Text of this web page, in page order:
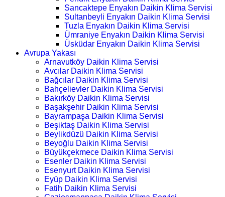
Sancaktepe Enyakın Daikin Klima Servisi
Sultanbeyli Enyakın Daikin Klima Servisi
Tuzla Enyakın Daikin Klima Servisi
Ümraniye Enyakın Daikin Klima Servisi
Üsküdar Enyakın Daikin Klima Servisi
Avrupa Yakası
Arnavutköy Daikin Klima Servisi
Avcılar Daikin Klima Servisi
Bağcılar Daikin Klima Servisi
Bahçelievler Daikin Klima Servisi
Bakırköy Daikin Klima Servisi
Başakşehir Daikin Klima Servisi
Bayrampaşa Daikin Klima Servisi
Beşiktaş Daikin Klima Servisi
Beylikdüzü Daikin Klima Servisi
Beyoğlu Daikin Klima Servisi
Büyükçekmece Daikin Klima Servisi
Esenler Daikin Klima Servisi
Esenyurt Daikin Klima Servisi
Eyüp Daikin Klima Servisi
Fatih Daikin Klima Servisi